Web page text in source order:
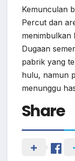
Kemunculan
Percut dan
menimbulkan
Dugaan
pabrik yang
hulu, namun
menunggu
Share